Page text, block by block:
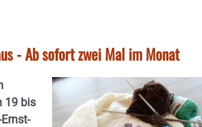
- Ab sofort zwei Mal im Monat
19 bis